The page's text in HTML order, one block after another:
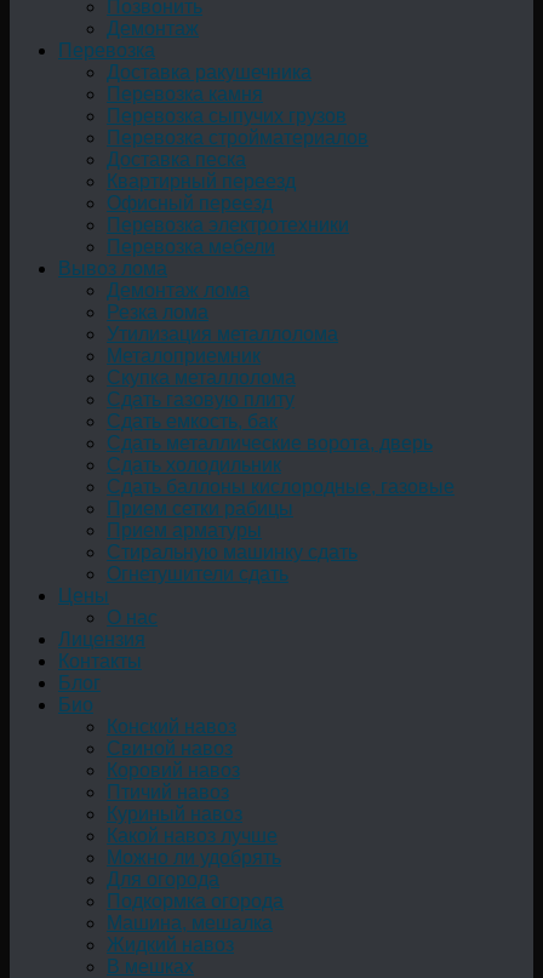
Позвонить
Демонтаж
Перевозка
Доставка ракушечника
Перевозка камня
Перевозка сыпучих грузов
Перевозка стройматериалов
Доставка песка
Квартирный переезд
Офисный переезд
Перевозка электротехники
Перевозка мебели
Вывоз лома
Демонтаж лома
Резка лома
Утилизация металлолома
Металоприемник
Скупка металлолома
Сдать газовую плиту
Сдать емкость, бак
Cдать металлические ворота, дверь
Сдать холодильник
Сдать баллоны кислородные, газовые
Прием сетки рабицы
Прием арматуры
Стиральную машинку сдать
Огнетушители сдать
Цены
О нас
Лицензия
Контакты
Блог
Био
Конский навоз
Свиной навоз
Коровий навоз
Птичий навоз
Куриный навоз
Какой навоз лучше
Можно ли удобрять
Для огорода
Подкормка огорода
Машина, мешалка
Жидкий навоз
В мешках